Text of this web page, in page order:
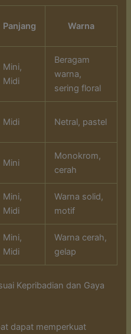
Panjang Warna
Mini,
Midi
Beragam
warna,
sering floral
Midi Netral, pastel
Mini
Monokrom,
cerah
Mini,
Midi
Warna solid,
motif
Mini,
Midi
Warna cerah,
gelap
Kepribadian dan Gaya
dapat memperkuat